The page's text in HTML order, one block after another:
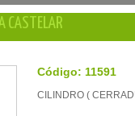
CASTELAR
Código: 11591
CILINDRO (